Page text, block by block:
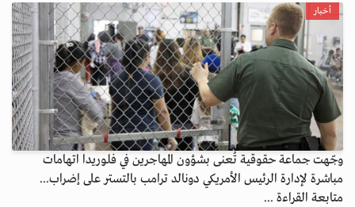
أخبار
وجّهت جماعة حقوقية تُعنى بشؤون المهاجرين في فلوريدا اتهامات
مباشرة لإدارة الرئيس الأمريكي دونالد ترامب بالتستر على إضراب...
متابعة القراءة ...